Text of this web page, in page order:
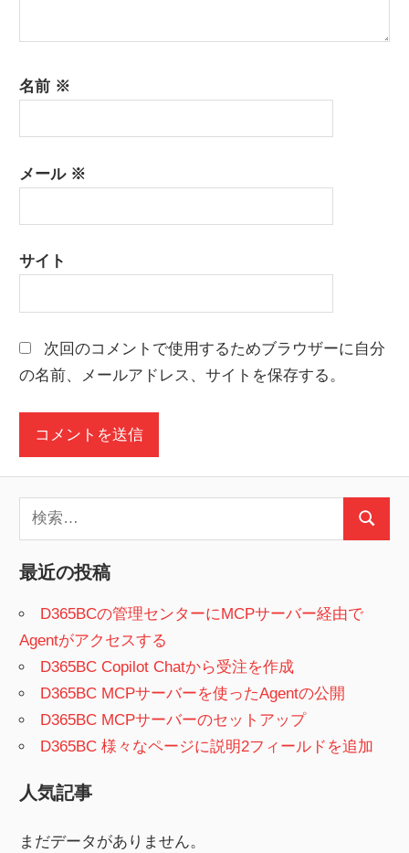
名前 ※
メール ※
サイト
次回のコメントで使用するためブラウザーに自分
の名前、メールアドレス、サイトを保存する。
索:
検
最近の投稿
D365BCの管理センターにMCPサーバー経由で
Agentがアクセスする
D365BC Copilot Chatから受注を作成
D365BC MCPサーバーを使ったAgentの公開
D365BC MCPサーバーのセットアップ
D365BC 様々なページに説明2フィールドを追加
人気記事
まだデータがありません。